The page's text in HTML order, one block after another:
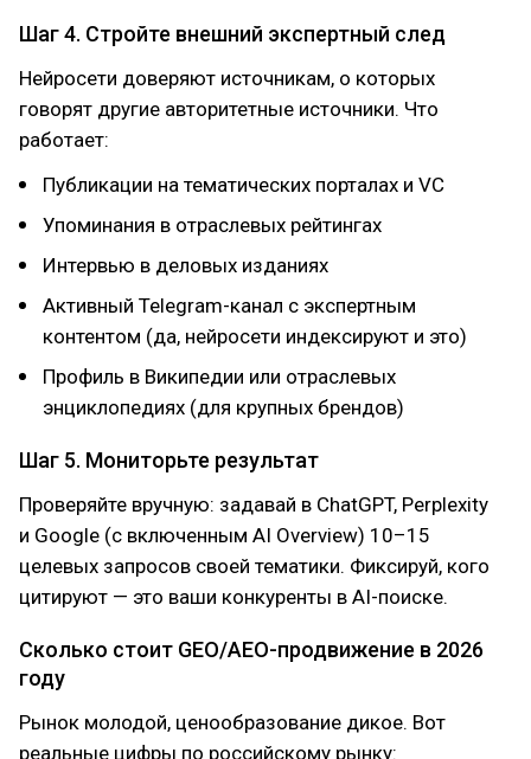
Шаг 4. Стройте внешний экспертный след
Нейросети доверяют источникам, о которых
говорят другие авторитетные источники. Что
работает:
Публикации на тематических порталах и VC
Упоминания в отраслевых рейтингах
Интервью в деловых изданиях
Активный Telegram-канал с экспертным
контентом (да, нейросети индексируют и это)
Профиль в Википедии или отраслевых
энциклопедиях (для крупных брендов)
Шаг 5. Мониторьте результат
Проверяйте вручную: задавай в ChatGPT, Perplexity
и Google (с включенным AI Overview) 10–15
целевых запросов своей тематики. Фиксируй, кого
цитируют — это ваши конкуренты в AI-поиске.
Сколько стоит GEO/AEO-продвижение в 2026
году
Рынок молодой, ценообразование дикое. Вот
реальные цифры по российскому рынку: